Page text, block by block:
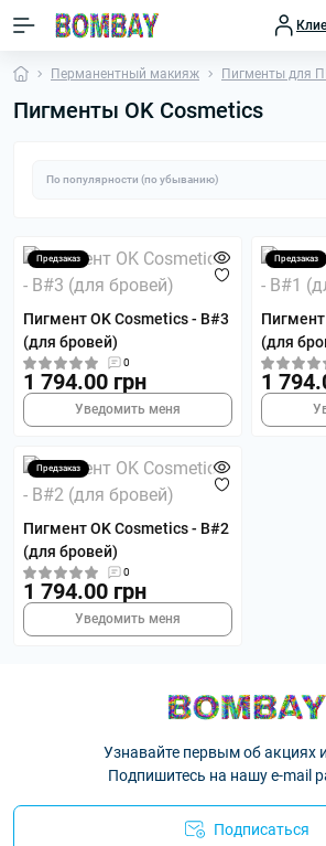
Перманентный макияж Пигменты для
Пигменты OK Cosmetics
Предзаказ
Пигмент OK Cosmetics - B#3
(для бровей)
0
1 794.00 грн
Уведомить меня
Предзаказ
Пигмент
(для
1
Предзаказ
Пигмент OK Cosmetics - B#2
(для бровей)
0
1 794.00 грн
Уведомить меня
Узнавайте первым об акциях
Подпишитесь на нашу e-mail
Подписаться